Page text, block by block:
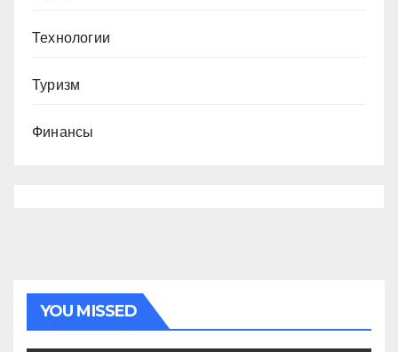
Технологии
Туризм
Финансы
YOU MISSED